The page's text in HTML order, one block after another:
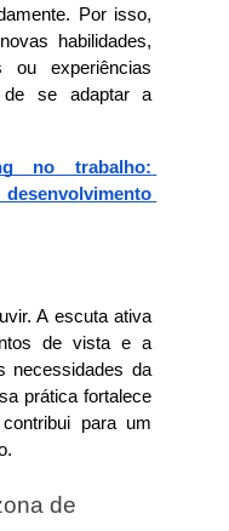
Por isso,
habilidades,
experiências
de se adaptar a
no trabalho:
A escuta ativa
de vista e a
necessidades da
prática fortalece
para um
de